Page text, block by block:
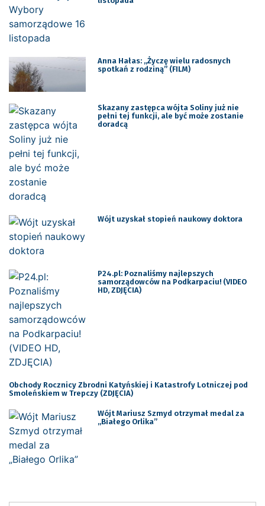
Anna Hałas: „Życzę wielu radosnych
spotkań z rodziną” (FILM)
Skazany zastępca wójta Soliny już nie
pełni tej funkcji, ale być może zostanie
doradcą
Wójt uzyskał stopień naukowy doktora
P24.pl: Poznaliśmy najlepszych
samorządowców na Podkarpaciu! (VIDEO
HD, ZDJĘCIA)
Obchody Rocznicy Zbrodni Katyńskiej i Katastrofy Lotniczej pod
Smoleńskiem w Trepczy (ZDJĘCIA)
Wójt Mariusz Szmyd otrzymał medal za
„Białego Orlika”